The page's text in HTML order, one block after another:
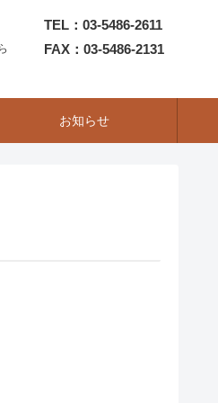
TEL：03-5486-2611
FAX：03-5486-2131
お知らせ